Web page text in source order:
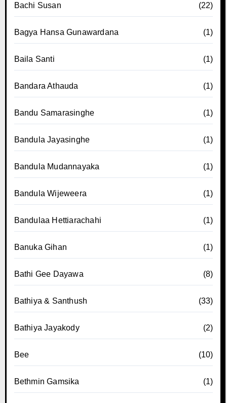
Bachi Susan (22)
Bagya Hansa Gunawardana (1)
Baila Santi (1)
Bandara Athauda (1)
Bandu Samarasinghe (1)
Bandula Jayasinghe (1)
Bandula Mudannayaka (1)
Bandula Wijeweera (1)
Bandulaa Hettiarachahi (1)
Banuka Gihan (1)
Bathi Gee Dayawa (8)
Bathiya & Santhush (33)
Bathiya Jayakody (2)
Bee (10)
Bethmin Gamsika (1)